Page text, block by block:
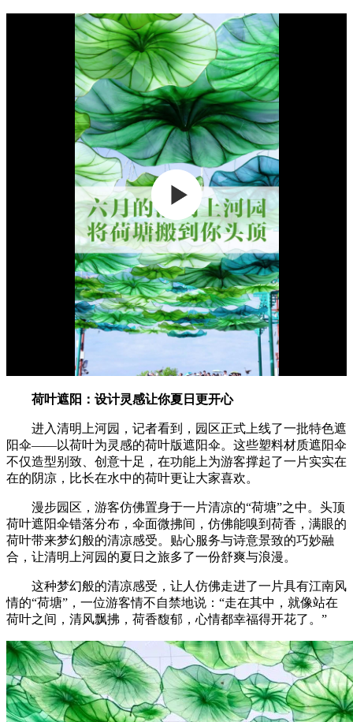
荷叶遮阳：设计灵感让你夏日更开心
进入清明上河园，记者看到，园区正式上线了一批特色遮
阳伞——以荷叶为灵感的荷叶版遮阳伞。这些塑料材质遮阳伞
不仅造型别致、创意十足，在功能上为游客撑起了一片实实在
在的阴凉，比长在水中的荷叶更让大家喜欢。
漫步园区，游客仿佛置身于一片清凉的“荷塘”之中。头顶
荷叶遮阳伞错落分布，伞面微拂间，仿佛能嗅到荷香，满眼的
荷叶带来梦幻般的清凉感受。贴心服务与诗意景致的巧妙融
合，让清明上河园的夏日之旅多了一份舒爽与浪漫。
这种梦幻般的清凉感受，让人仿佛走进了一片具有江南风
情的“荷塘”，一位游客情不自禁地说： “走在其中，就像站在
荷叶之间，清风飘拂，荷香馥郁，心情都幸福得开花了。”